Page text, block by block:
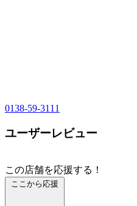
0138-59-3111
ユーザーレビュー
この店舗を応援する！
ここから応援